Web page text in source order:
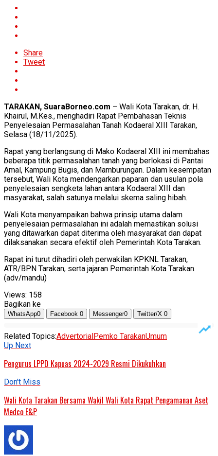
Share
Tweet
TARAKAN, SuaraBorneo.com – Wali Kota Tarakan, dr. H.
Khairul, M.Kes., menghadiri Rapat Pembahasan Teknis
Penyelesaian Permasalahan Tanah Kodaeral XIII Tarakan,
Selasa (18/11/2025).
Rapat yang berlangsung di Mako Kodaeral XIII ini membahas
beberapa titik permasalahan tanah yang berlokasi di Pantai
Amal, Kampung Bugis, dan Mamburungan. Dalam kesempatan
tersebut, Wali Kota mendengarkan paparan dan usulan pola
penyelesaian sengketa lahan antara Kodaeral XIII dan
masyarakat, salah satunya melalui skema saling hibah.
Wali Kota menyampaikan bahwa prinsip utama dalam
penyelesaian permasalahan ini adalah memastikan solusi
yang ditawarkan dapat diterima oleh masyarakat dan dapat
dilaksanakan secara efektif oleh Pemerintah Kota Tarakan.
Rapat ini turut dihadiri oleh perwakilan KPKNL Tarakan,
ATR/BPN Tarakan, serta jajaran Pemerintah Kota Tarakan.
(adv/mandu)
Views: 158
Bagikan ke
WhatsApp0 Facebook 0 Messenger0 Twitter/X 0
Related Topics:AdvertorialPemko TarakanUmum
Up Next
Pengurus LPPD Kapuas 2024-2029 Resmi Dikukuhkan
Don't Miss
Wali Kota Tarakan Bersama Wakil Wali Kota Rapat Pengamanan Aset
Medco E&P